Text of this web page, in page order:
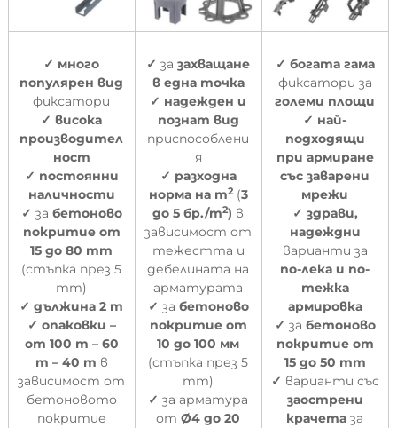
✓ много
популярен вид
фиксатори
✓ висока
производител
ност
✓ постоянни
наличности
✓ за бетоново
покритие от
15 до 80 mm
(стъпка през 5
mm)
✓ дължина 2 m
✓ опаковки –
от 100 m – 60
m – 40 m в
зависимост от
бетоновото
покритие
✓ зазахващане
в една точка
✓ надежден и
познат вид
приспособлени
я
✓ разходна
норма на m2(3
до 5 бр./m2) в
зависимост от
тежестта и
дебелината на
арматурата
✓ за бетоново
покритие от
10 до 100 мм
(стъпка през 5
mm)
✓ за арматура
отØ4 до 20
✓ богата гама
фиксатори за
големи площи
✓ най-
подходящи
при армиране
със заварени
мрежи
✓ здрави,
надеждни
варианти за
по-лека и по-
тежка
армировка
✓ за бетоново
покритие от
15 до 50 mm
✓ варианти със
заострени
крачета за